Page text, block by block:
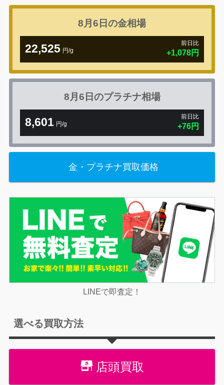
8月6日の金相場
22,525 円/g
前日比
+1,078円
8月6日のプラチナ相場
8,601 円/g
前日比
+76円
金・プラチナ買取価格
LINEで即査定！
選べる買取方法
店頭買取